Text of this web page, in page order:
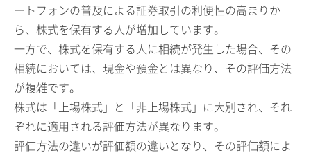
ートフォンの普及による証券取引の利便性の高まりか
ら、株式を保有する人が増加しています。
一方で、株式を保有する人に相続が発生した場合、その
相続においては、現金や預金とは異なり、その評価方法
が複雑です。
株式は「上場株式」と「非上場株式」に大別され、それ
ぞれに適用される評価方法が異なります。
評価方法の違いが評価額の違いとなり、その評価額によ